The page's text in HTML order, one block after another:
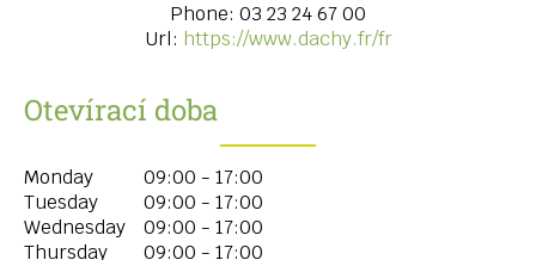
Phone: 03 23 24 67 00
Url: https://www.dachy.fr/fr
Otevírací doba
Monday
09:00 - 17:00
Tuesday
09:00 - 17:00
Wednesday
09:00 - 17:00
Thursday
09:00 - 17:00